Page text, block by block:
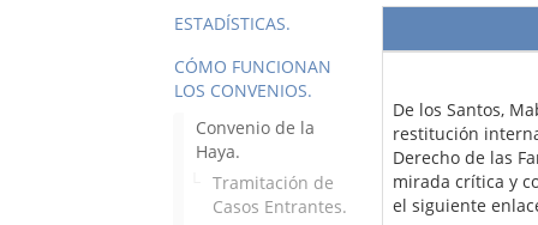
ESTADÍSTICAS.
CÓMO FUNCIONAN
LOS CONVENIOS.
Convenio de la
Haya.
Tramitación de
Casos Entrantes.
De los Santos,
restitución
Derecho de las
mirada crítica y
el siguiente